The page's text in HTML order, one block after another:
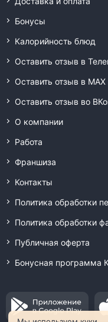
Бонусы
Калорийность блюд
Оставить отзыв в
Оставить отзыв в MAX
Оставить отзыв во
О компании
Работа
Франшиза
Контакты
Политика обработки
Политика обработки
Публичная оферта
Бонусная программа